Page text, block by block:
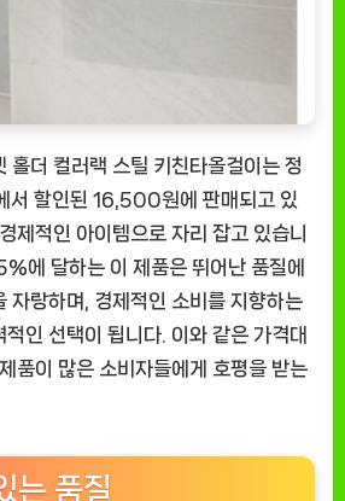
홀더 컬러랙 스틸 키친타올걸이는 정
할인된 16,500원에 판매되고 있
제적인 아이템으로 자리 잡고 있습니
에 달하는 이 제품은 뛰어난 품질에
자랑하며, 경제적인 소비를 지향하는
인 선택이 됩니다. 이와 같은 가격대
품이 많은 소비자들에게 호평을 받는
는 품질